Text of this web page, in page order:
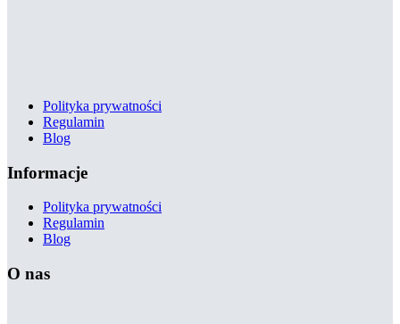
Polityka prywatności
Regulamin
Blog
Informacje
Polityka prywatności
Regulamin
Blog
O nas